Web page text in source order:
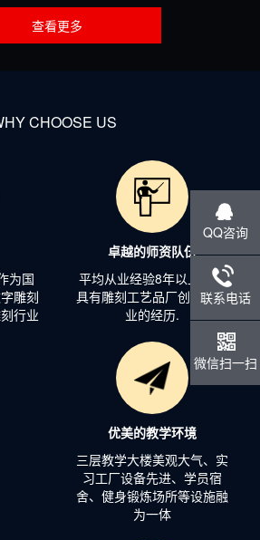
查看更多
CHOOSE US
为国
雕刻
行业
卓越的师资队伍
平均从业经验8年以上，均
具有雕刻工艺品厂创业和从
业的经历.
优美的教学环境
三层教学大楼美观大气、实
习工厂设备先进、学员宿
舍、健身锻炼场所等设施融
为一体
QQ咨询
联系电话
微信扫一扫